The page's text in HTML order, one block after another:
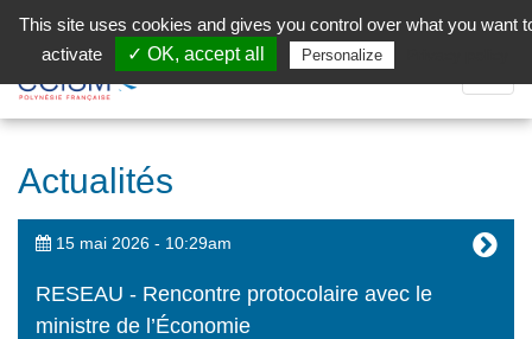
Facebook (Customer Chat) is disabled.
la
Actualités
15 mai 2026 - 10:29am
RESEAU - Rencontre protocolaire avec le
ministre de l’Économie
This site uses cookies and gives you control over what you want
activate
✓ OK, accept all Personalize